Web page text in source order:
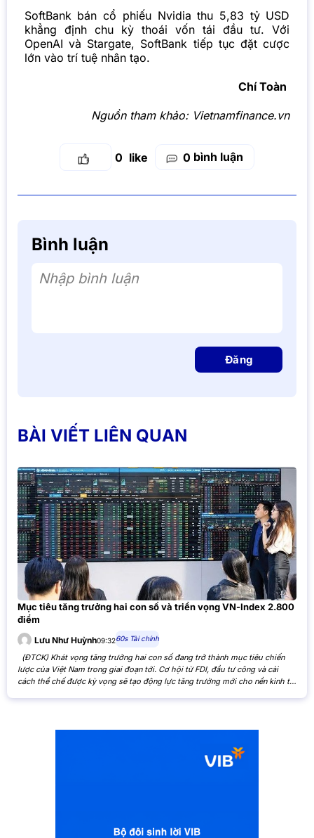
SoftBank bán cổ phiếu Nvidia thu 5,83 tỷ USD
khẳng định chu kỳ thoái vốn tái đầu tư. Với
OpenAI và Stargate, SoftBank tiếp tục đặt cược
lớn vào trí tuệ nhân tạo.
Chí Toàn
Nguồn tham khảo: Vietnamfinance.vn
0 0 bình luận
Bình luận
Nhập bình luận
Đăng
BÀI VIẾT LIÊN QUAN
Mục tiêu tăng trưởng hai con số và triển vọng VN-Index 2.800
điểm
Lưu Như Huỳnh09:3260s Tài chính
(ĐTCK) Khát vọng tăng trưởng hai con số đang trở thành mục tiêu chiến
lược của Việt Nam trong giai đoạn tới. Cơ hội từ FDI, đầu tư công và cải
cách thể chế được kỳ vọng sẽ tạo động lực tăng trưởng mới cho nền kinh tế,